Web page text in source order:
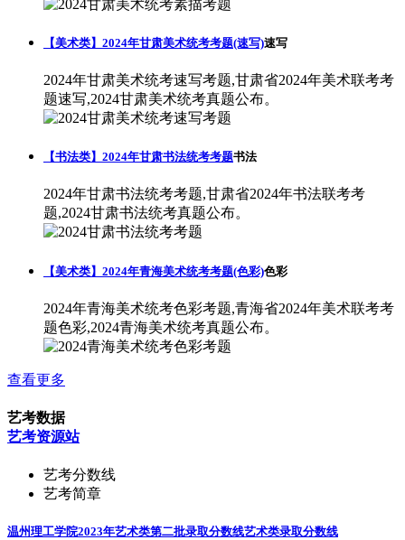
【美术类】2024年甘肃美术统考考题(速写)速写
2024年甘肃美术统考速写考题,甘肃省2024年美术联考考
题速写,2024甘肃美术统考真题公布。
【书法类】2024年甘肃书法统考考题书法
2024年甘肃书法统考考题,甘肃省2024年书法联考考
题,2024甘肃书法统考真题公布。
【美术类】2024年青海美术统考考题(色彩)色彩
2024年青海美术统考色彩考题,青海省2024年美术联考考
题色彩,2024青海美术统考真题公布。
查看更多
艺考数据
艺考资源站
艺考分数线
艺考简章
温州理工学院2023年艺术类第二批录取分数线艺术类录取分数线